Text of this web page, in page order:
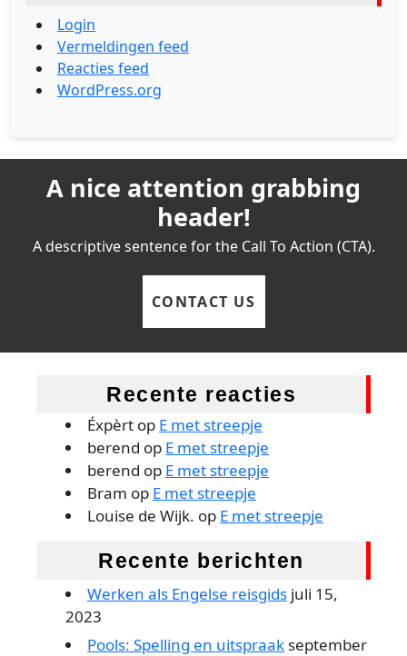
Login
Vermeldingen feed
Reacties feed
WordPress.org
A nice attention grabbing
header!
A descriptive sentence for the Call To Action (CTA).
CONTACT US
Recente reacties
Éxpèrt op E met streepje
berend op E met streepje
berend op E met streepje
Bram op E met streepje
Louise de Wijk. op E met streepje
Recente berichten
Werken als Engelse reisgids juli 15,
2023
Pools: Spelling en uitspraak september